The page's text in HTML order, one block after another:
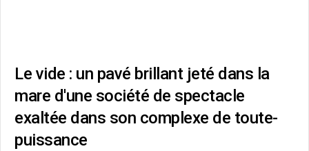
Le vide : un pavé brillant jeté dans la
mare d'une société de spectacle
exaltée dans son complexe de toute-
puissance